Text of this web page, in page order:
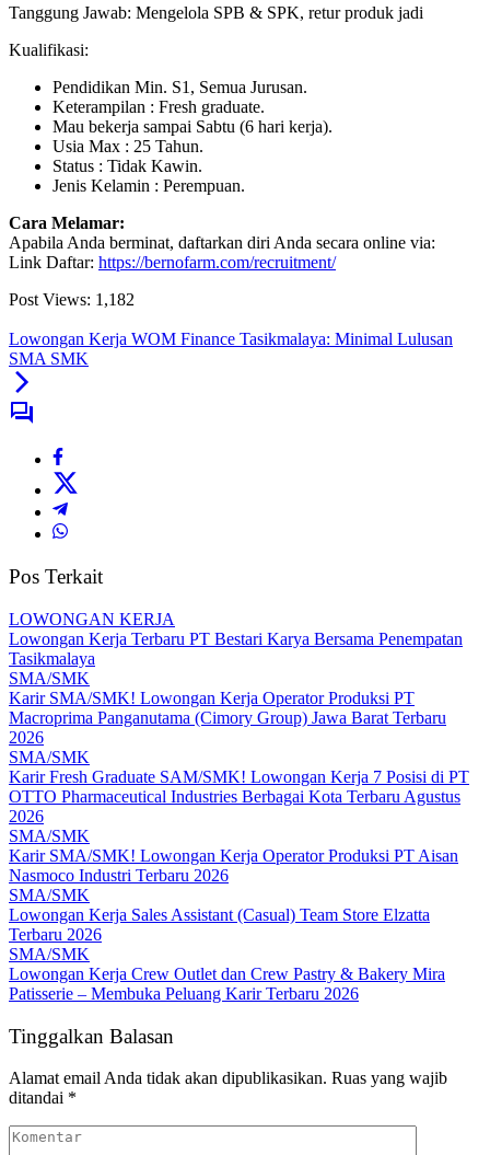
Tanggung Jawab: Mengelola SPB & SPK, retur produk jadi
Kualifikasi:
Pendidikan Min. S1, Semua Jurusan.
Keterampilan : Fresh graduate.
Mau bekerja sampai Sabtu (6 hari kerja).
Usia Max : 25 Tahun.
Status : Tidak Kawin.
Jenis Kelamin : Perempuan.
Cara Melamar:
Apabila Anda berminat, daftarkan diri Anda secara online via:
Link Daftar: https://bernofarm.com/recruitment/
Post Views: 1,182
Lowongan Kerja WOM Finance Tasikmalaya: Minimal Lulusan
SMA SMK
Pos Terkait
LOWONGAN KERJA
Lowongan Kerja Terbaru PT Bestari Karya Bersama Penempatan
Tasikmalaya
SMA/SMK
Karir SMA/SMK! Lowongan Kerja Operator Produksi PT
Macroprima Panganutama (Cimory Group) Jawa Barat Terbaru
2026
SMA/SMK
Karir Fresh Graduate SAM/SMK! Lowongan Kerja 7 Posisi di PT
OTTO Pharmaceutical Industries Berbagai Kota Terbaru Agustus
2026
SMA/SMK
Karir SMA/SMK! Lowongan Kerja Operator Produksi PT Aisan
Nasmoco Industri Terbaru 2026
SMA/SMK
Lowongan Kerja Sales Assistant (Casual) Team Store Elzatta
Terbaru 2026
SMA/SMK
Lowongan Kerja Crew Outlet dan Crew Pastry & Bakery Mira
Patisserie – Membuka Peluang Karir Terbaru 2026
Tinggalkan Balasan
Alamat email Anda tidak akan dipublikasikan. Ruas yang wajib
ditandai *